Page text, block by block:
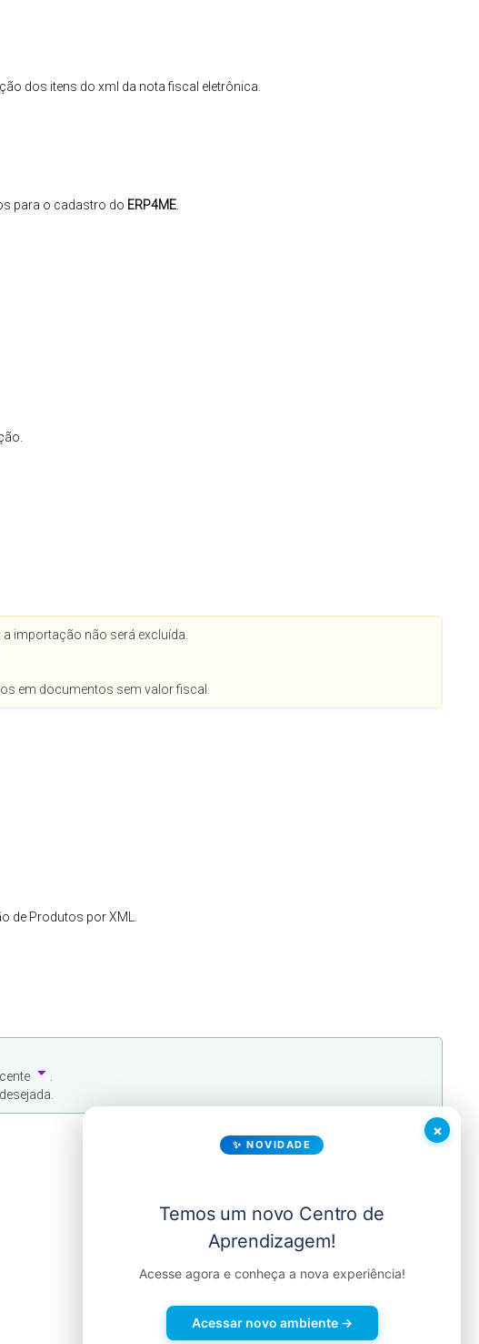
×
✨ NOVIDADE
Temos um novo Centro de
Aprendizagem!
Acesse agora e conheça a nova experiência!
Acessar novo ambiente →
dos itens do xml da nota fiscal eletrônica.
para o cadastro do ERP4ME
importação não será excluída.
em documentos sem valor fiscal.
de Produtos por XML.